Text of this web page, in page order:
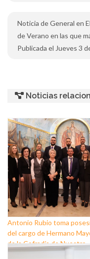
Noticia de General en
de Verano en las que
Publicada el Jueves 3
Noticias
Antonio Rubio toma
del cargo de Hermano
de la Cofradía de Nuestro
Padre Jesús Nazareno y